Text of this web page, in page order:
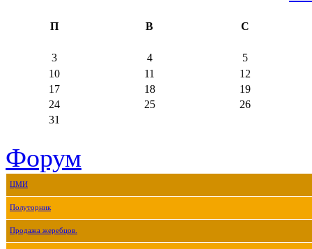
П В С
3 4
5
10
11
12
17
18
19
24
25
26
31
Форум
ЦМИ
Полуторник
Продажа жеребцов.